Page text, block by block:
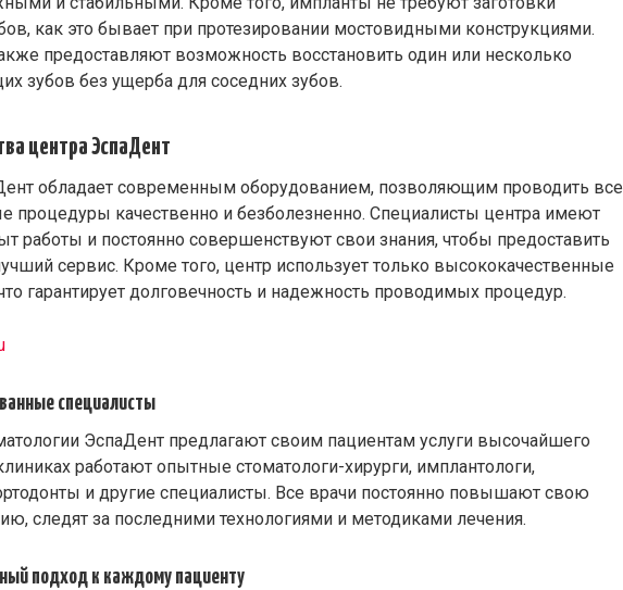
как это бывает при протезировании мостовидными конструкциями.
предоставляют возможность восстановить один или несколько
зубов без ущерба для соседних зубов.
центра ЭспаДент
обладает современным оборудованием, позволяющим проводить все
процедуры качественно и безболезненно. Специалисты центра имеют
работы и постоянно совершенствуют свои знания, чтобы предоставить
сервис. Кроме того, центр использует только высококачественные
гарантирует долговечность и надежность проводимых процедур.
специалисты
ЭспаДент предлагают своим пациентам услуги высочайшего
работают опытные стоматологи-хирурги, имплантологи,
и другие специалисты. Все врачи постоянно повышают свою
следят за последними технологиями и методиками лечения.
подход к каждому пациенту